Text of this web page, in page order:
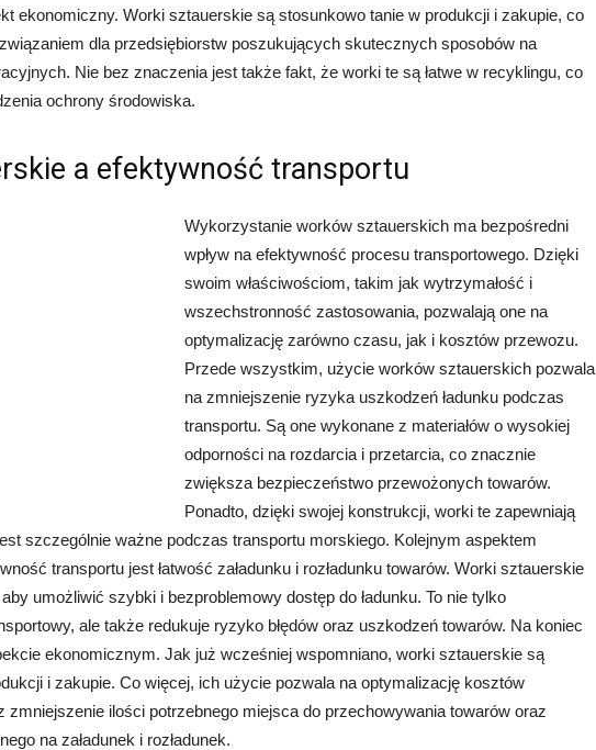
ekonomiczny. Worki sztauerskie są stosunkowo tanie w produkcji i zakupie, co
dla przedsiębiorstw poszukujących skutecznych sposobów na
Nie bez znaczenia jest także fakt, że worki te są łatwe w recyklingu, co
ochrony środowiska.
a efektywność transportu
Wykorzystanie worków sztauerskich ma bezpośredni
wpływ na efektywność procesu transportowego. Dzięki
swoim właściwościom, takim jak wytrzymałość i
wszechstronność zastosowania, pozwalają one na
optymalizację zarówno czasu, jak i kosztów przewozu.
Przede wszystkim, użycie worków sztauerskich pozwala
na zmniejszenie ryzyka uszkodzeń ładunku podczas
transportu. Są one wykonane z materiałów o wysokiej
odporności na rozdarcia i przetarcia, co znacznie
zwiększa bezpieczeństwo przewożonych towarów.
Ponadto, dzięki swojej konstrukcji, worki te zapewniają
szczególnie ważne podczas transportu morskiego. Kolejnym aspektem
transportu jest łatwość załadunku i rozładunku towarów. Worki sztauerskie
umożliwić szybki i bezproblemowy dostęp do ładunku. To nie tylko
ale także redukuje ryzyko błędów oraz uszkodzeń towarów. Na koniec
ekonomicznym. Jak już wcześniej wspomniano, worki sztauerskie są
i zakupie. Co więcej, ich użycie pozwala na optymalizację kosztów
zmniejszenie ilości potrzebnego miejsca do przechowywania towarów oraz
na załadunek i rozładunek.